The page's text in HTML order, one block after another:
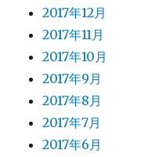
2017年12月
2017年11月
2017年10月
2017年9月
2017年8月
2017年7月
2017年6月